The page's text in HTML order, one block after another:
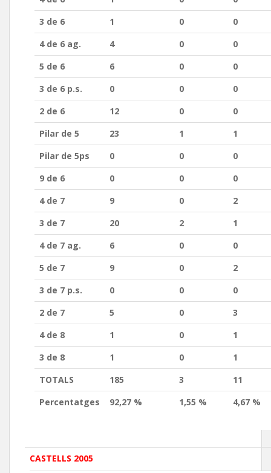
3 de 6
1 0
0
4 de 6 ag.
4 0
0
5 de 6
6 0
0
3 de 6 p.s.
0 0
0
2 de 6
12 0
0
Pilar de 5
23 1
1
Pilar de 5ps
0 0
0
9 de 6
0 0
0
4 de 7
9 0
2
3 de 7
20 2
1
4 de 7 ag.
6 0
0
5 de 7
9 0
2
3 de 7 p.s.
0 0
0
2 de 7
5 0
3
4 de 8
1 0
1
3 de 8
1 0
1
TOTALS
185 3
11
Percentatges
92,27 % 1,55 % 4,67 %
CASTELLS 2005